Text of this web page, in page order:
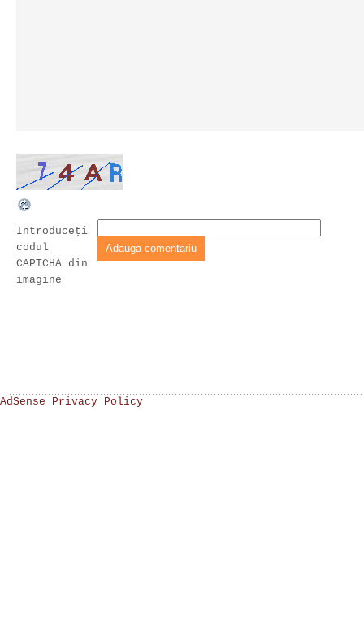
Introduceţi
codul
CAPTCHA din
imagine
AdSense Privacy Policy